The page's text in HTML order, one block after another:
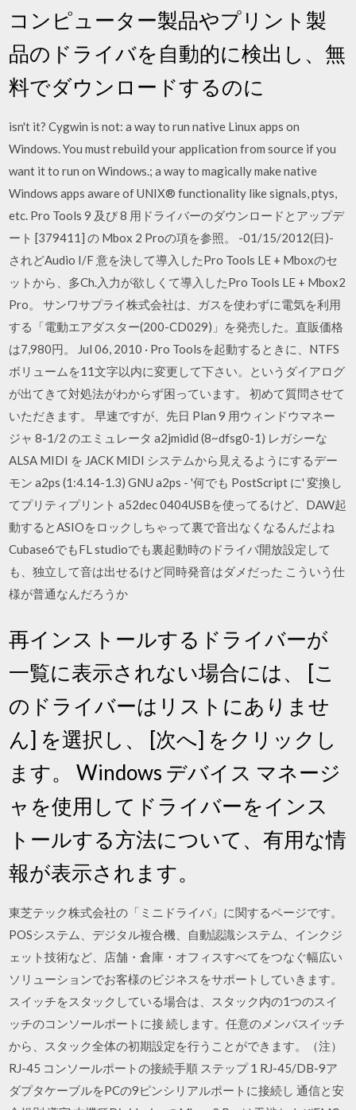
コンピューター製品やプリント製
品のドライバを自動的に検出し、無
料でダウンロードするのに
isn't it? Cygwin is not: a way to run native Linux apps on
Windows. You must rebuild your application from source if you
want it to run on Windows.; a way to magically make native
Windows apps aware of UNIX® functionality like signals, ptys,
etc. Pro Tools 9 及び 8 用ドライバーのダウンロードとアップデ
ート [379411] の Mbox 2 Proの項を参照。 -01/15/2012(日)-
されどAudio I/F 意を決して導入したPro Tools LE + Mboxのセ
ットから、多Ch.入力が欲しくて導入したPro Tools LE + Mbox2
Pro。 サンワサプライ株式会社は、ガスを使わずに電気を利用
する「電動エアダスター(200-CD029)」を発売した。直販価格
は7,980円。 Jul 06, 2010 · Pro Toolsを起動するときに、NTFS
ボリュームを11文字以内に変更して下さい。というダイアログ
が出てきて対処法がわからず困っています。 初めて質問させて
いただきます。 早速ですが、先日 Plan 9 用ウィンドウマネー
ジャ 8-1/2 のエミュレータ a2jmidid (8~dfsg0-1) レガシーな
ALSA MIDI を JACK MIDI システムから見えるようにするデー
モン a2ps (1:4.14-1.3) GNU a2ps - '何でも PostScript に' 変換し
てプリティプリント a52dec 0404USBを使ってるけど、DAW起
動するとASIOをロックしちゃって裏で音出なくなるんだよね
Cubase6でもFL studioでも裏起動時のドライバ開放設定して
も、独立して音は出せるけど同時発音はダメだった こういう仕
様が普通なんだろうか
再インストールするドライバーが
一覧に表示されない場合には、 [こ
のドライバーはリストにありませ
ん] を選択し、 [次へ] をクリックし
ます。 Windows デバイス マネージ
ャを使用してドライバーをインス
トールする方法について、有用な情
報が表示されます。
東芝テック株式会社の「ミニドライバ」に関するページです。
POSシステム、デジタル複合機、自動認識システム、インクジ
ェット技術など、店舗・倉庫・オフィスすべてをつなぐ幅広い
ソリューションでお客様のビジネスをサポートしていきます。
スイッチをスタックしている場合は、スタック内の1つのスイ
ッチのコンソールポートに接 続します。任意のメンバスイッチ
から、スタック全体の初期設定を行うことができます。（注）
RJ-45 コンソールポートの接続手順 ステップ 1 RJ-45/DB-9ア
ダプタケーブルをPCの9ピンシリアルポートに接続し 通信と安